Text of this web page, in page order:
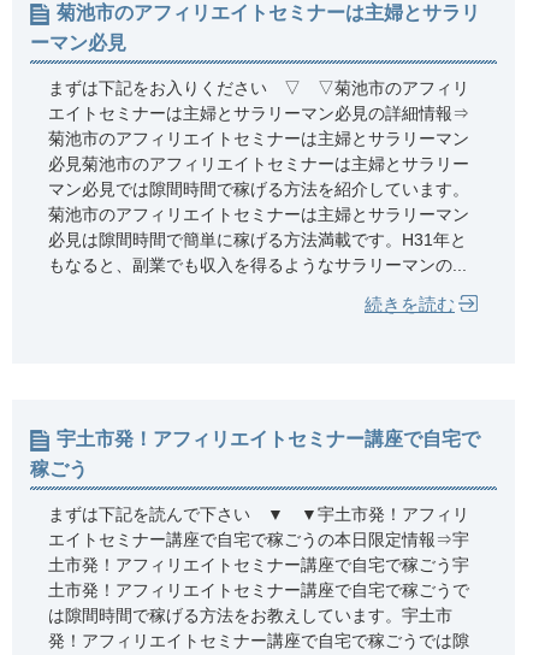
菊池市のアフィリエイトセミナーは主婦とサラリ
ーマン必見
まずは下記をお入りください ▽ ▽菊池市のアフィリ
エイトセミナーは主婦とサラリーマン必見の詳細情報⇒
菊池市のアフィリエイトセミナーは主婦とサラリーマン
必見菊池市のアフィリエイトセミナーは主婦とサラリー
マン必見では隙間時間で稼げる方法を紹介しています。
菊池市のアフィリエイトセミナーは主婦とサラリーマン
必見は隙間時間で簡単に稼げる方法満載です。H31年と
もなると、副業でも収入を得るようなサラリーマンの...
続きを読む
宇土市発！アフィリエイトセミナー講座で自宅で
稼ごう
まずは下記を読んで下さい ▼ ▼宇土市発！アフィリ
エイトセミナー講座で自宅で稼ごうの本日限定情報⇒宇
土市発！アフィリエイトセミナー講座で自宅で稼ごう宇
土市発！アフィリエイトセミナー講座で自宅で稼ごうで
は隙間時間で稼げる方法をお教えしています。宇土市
発！アフィリエイトセミナー講座で自宅で稼ごうでは隙